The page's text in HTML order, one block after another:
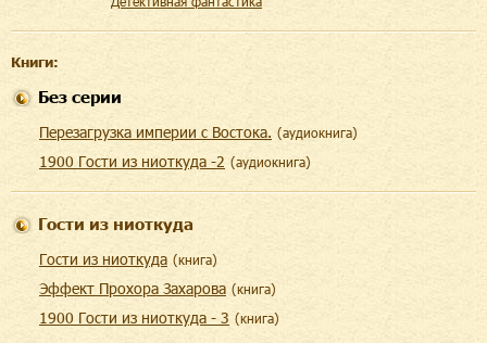
Книги:
Без серии
Перезагрузка империи с Востока. (aудиокнига)
1900 Гости из ниоткуда -2 (aудиокнига)
Гости из ниоткуда
Гости из ниоткуда (книга)
Эффект Прохора Захарова (книга)
1900 Гости из ниоткуда - 3 (книга)